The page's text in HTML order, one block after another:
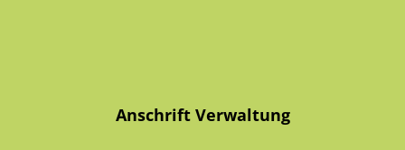
Anschrift Verwaltung